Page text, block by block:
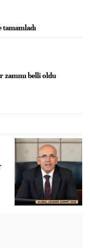
tamamladı
zammı belli oldu